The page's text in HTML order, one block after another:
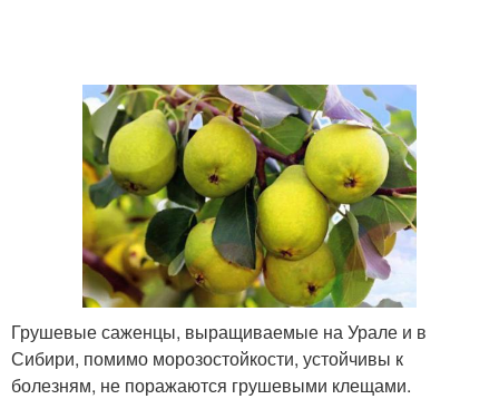
Грушевые саженцы, выращиваемые на Урале и в
Сибири, помимо морозостойкости, устойчивы к
болезням, не поражаются грушевыми клещами.